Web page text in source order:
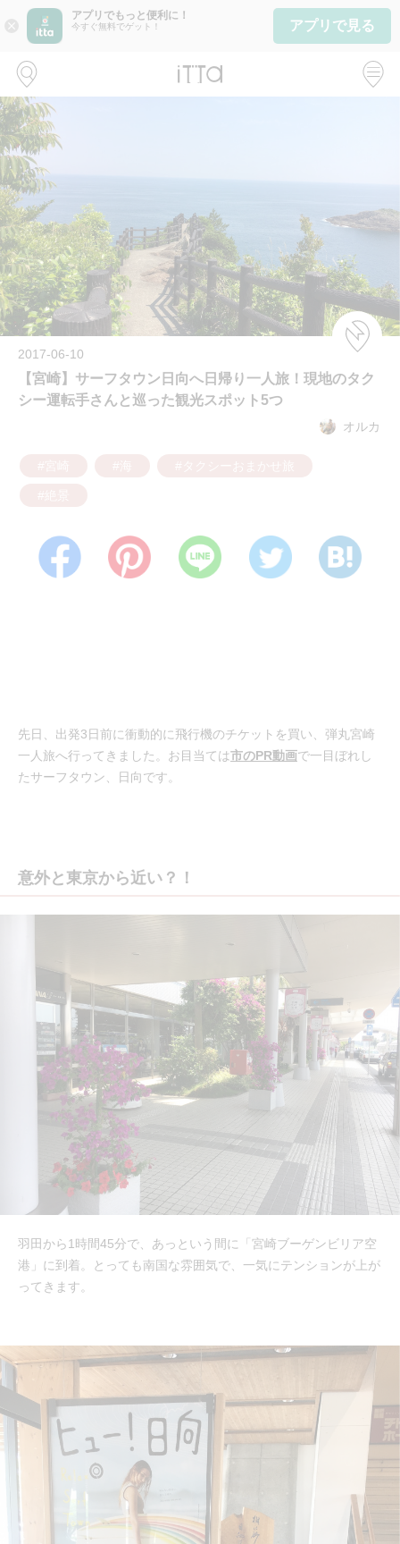
close
アプリでもっと便利に！
今すぐ無料でゲット！ アプリで見る
2017-06-10
【宮崎】サーフタウン日向へ日帰り一人旅！現地のタク
シー運転手さんと巡った観光スポット5つ
オルカ
先日、出発3日前に衝動的に飛行機のチケットを買い、弾丸宮崎
一人旅へ行ってきました。お目当ては市のPR動画で一目ぼれし
たサーフタウン、日向です。
意外と東京から近い？！
羽田から1時間45分で、あっという間に「宮崎ブーゲンビリア空
港」に到着。とっても南国な雰囲気で、一気にテンションが上が
ってきます。